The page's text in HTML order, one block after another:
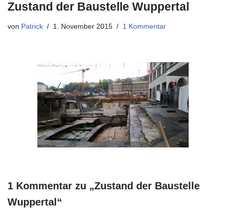
Zustand der Baustelle Wuppertal
von Patrick 1. November 2015 1 Kommentar
1 Kommentar zu „Zustand der Baustelle
Wuppertal“